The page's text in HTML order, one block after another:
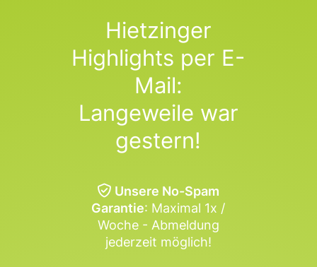
Hietzinger
Highlights per E-
Mail:
Langeweile war
gestern!
Unsere No-Spam
Garantie: Maximal 1x /
Woche - Abmeldung
jederzeit möglich!